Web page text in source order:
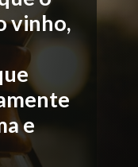
vinho,
e